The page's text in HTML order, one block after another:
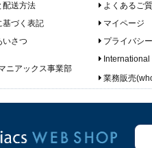
配送方法
よくあるご
基づく表記
マイページ
いさつ
プライバシ
ニアックス事業部
International
業務販売